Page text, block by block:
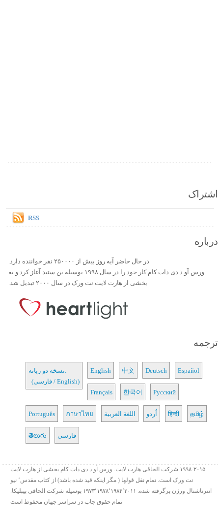
اشتراک
RSS
درباره
در حال حاضر آیه روز بیش از ۲۵۰۰۰۰ نفر خواننده دارد.
ورس آو ذ دی دات کام کار خود را در سال ۱۹۹۸ بوسیله بن ستید آغاز کرد و به
بخشی از هارت لایت نت ورک در سال ۲۰۰۰ تبدیل شد.
ترجمه
نسخه دو زبانه:
(فارسی / English)
English 中文 Deutsch Español
Français 한국어 Русский
Português ภาษาไทย اللغة العربية اُردو हिन्दी தமிழ்
తెలుగు فارسی
۱۹۹۸-۲۰۱۵ شرکت الحاقی هارت لایت. ورس آو ذ دی دات کام بخشی از هارت لایت
نت ورک است. تمام نقل قولها ( مگر اینکه قید شده باشد) از کتاب مقدس٬ نیو
انترناشنال ورژن برگرفته شده. ۱۹۷۳٬۱۹۷۸٬۱۹۸۴٬۲۰۱۱ بوسیله شرکت الحاقی بیبلیکا.
تمام حقوق چاپ در سراسر جهان محفوظ است